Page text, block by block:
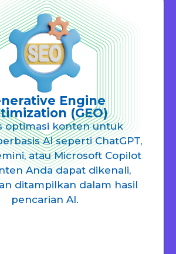
Engine
(GEO)
optimasi konten untuk
AI seperti ChatGPT,
atau Microsoft Copilot
Anda dapat dikenali,
ditampilkan dalam hasil
pencarian AI.